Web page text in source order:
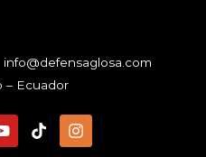
info@defensaglosa.com
– Ecuador